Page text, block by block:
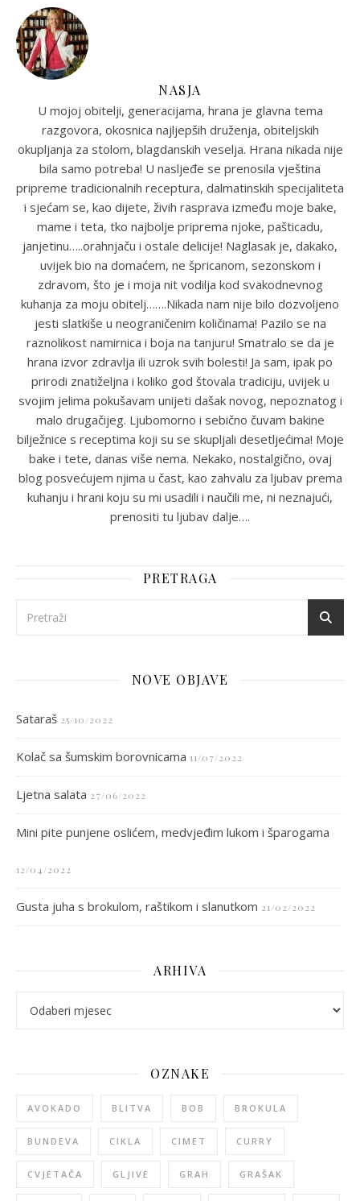
NASJA
U mojoj obitelji, generacijama, hrana je glavna tema
razgovora, okosnica najljepših druženja, obiteljskih
okupljanja za stolom, blagdanskih veselja. Hrana nikada nije
bila samo potreba! U nasljeđe se prenosila vještina
pripreme tradicionalnih receptura, dalmatinskih specijaliteta
i sjećam se, kao dijete, živih rasprava između moje bake,
mame i teta, tko najbolje priprema njoke, pašticadu,
janjetinu…..orahnjaču i ostale delicije! Naglasak je, dakako,
uvijek bio na domaćem, ne špricanom, sezonskom i
zdravom, što je i moja nit vodilja kod svakodnevnog
kuhanja za moju obitelj…….Nikada nam nije bilo dozvoljeno
jesti slatkiše u neograničenim količinama! Pazilo se na
raznolikost namirnica i boja na tanjuru! Smatralo se da je
hrana izvor zdravlja ili uzrok svih bolesti! Ja sam, ipak po
prirodi znatiželjna i koliko god štovala tradiciju, uvijek u
svojim jelima pokušavam unijeti dašak novog, nepoznatog i
malo drugačijeg. Ljubomorno i sebično čuvam bakine
bilježnice s receptima koji su se skupljali desetljećima! Moje
bake i tete, danas više nema. Nekako, nostalgično, ovaj
blog posvećujem njima u čast, kao zahvalu za ljubav prema
kuhanju i hrani koju su mi usadili i naučili me, ni neznajući,
prenositi tu ljubav dalje….
PRETRAGA
NOVE OBJAVE
Sataraš 25/10/2022
Kolač sa šumskim borovnicama 11/07/2022
Ljetna salata 27/06/2022
Mini pite punjene oslićem, medvjeđim lukom i šparogama
12/04/2022
Gusta juha s brokulom, raštikom i slanutkom 21/02/2022
ARHIVA
OZNAKE
AVOKADO BLITVA BOB BROKULA
BUNDEVA CIKLA CIMET CURRY
CVJETAČA GLJIVE GRAH GRAŠAK